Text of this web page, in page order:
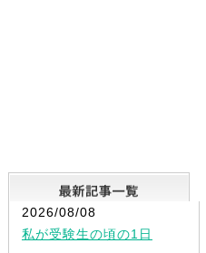
2026/08/08
私が受験生の頃の1日